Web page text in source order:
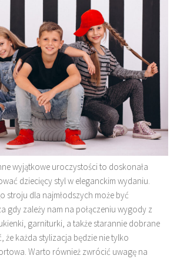
wyjątkowe uroczystości to doskonała
dziecięcy styl w eleganckim wydaniu.
stroju dla najmłodszych może być
gdy zależy nam na połączeniu wygody z
garniturki, a także starannie dobrane
że każda stylizacja będzie nie tylko
Warto również zwrócić uwagę na